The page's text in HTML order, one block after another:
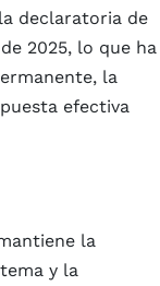
declaratoria de
2025, lo que ha
la
efectiva
la
y la